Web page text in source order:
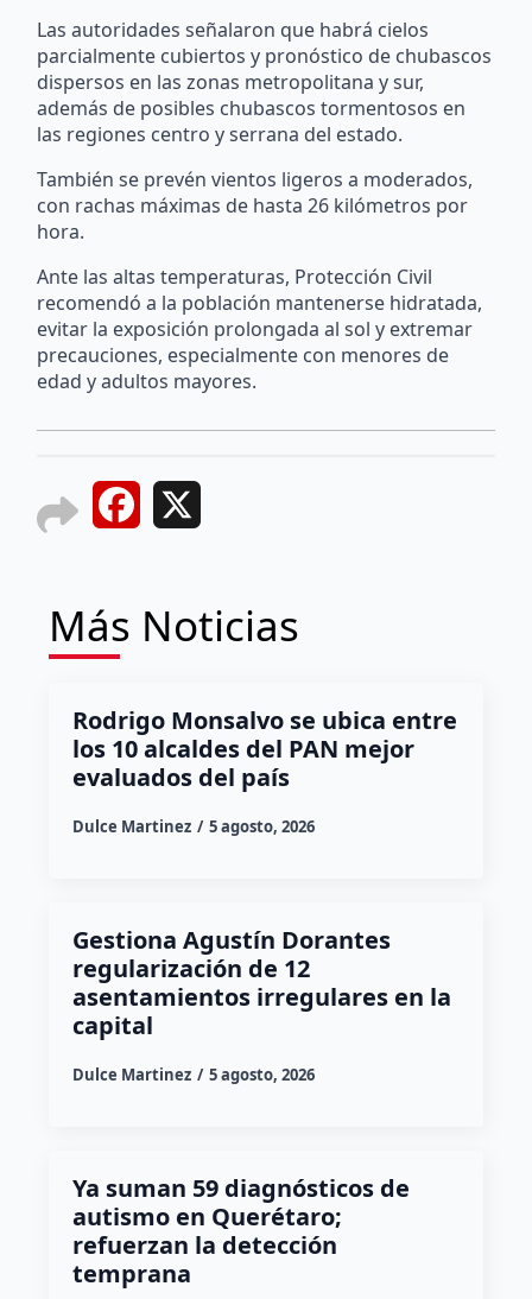
Las autoridades señalaron que habrá cielos
parcialmente cubiertos y pronóstico de chubascos
dispersos en las zonas metropolitana y sur,
además de posibles chubascos tormentosos en
las regiones centro y serrana del estado.
También se prevén vientos ligeros a moderados,
con rachas máximas de hasta 26 kilómetros por
hora.
Ante las altas temperaturas, Protección Civil
recomendó a la población mantenerse hidratada,
evitar la exposición prolongada al sol y extremar
precauciones, especialmente con menores de
edad y adultos mayores.
Facebook
Más Noticias
Rodrigo Monsalvo se ubica entre
los 10 alcaldes del PAN mejor
evaluados del país
Dulce Martinez 5 agosto, 2026
Gestiona Agustín Dorantes
regularización de 12
asentamientos irregulares en la
capital
Dulce Martinez 5 agosto, 2026
Ya suman 59 diagnósticos de
autismo en Querétaro;
refuerzan la detección
temprana